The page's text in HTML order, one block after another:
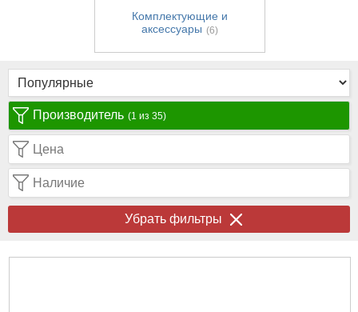
Комплектующие и
аксессуары (6)
Производитель (1 из 35)
Цена
Наличие
Убрать фильтры